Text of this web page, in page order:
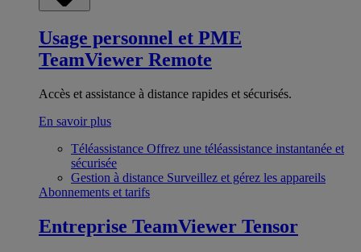
Usage personnel et PME
TeamViewer Remote
Accès et assistance à distance rapides et sécurisés.
En savoir plus
Téléassistance Offrez une téléassistance instantanée et
sécurisée
Gestion à distance Surveillez et gérez les appareils
Abonnements et tarifs
Entreprise TeamViewer Tensor